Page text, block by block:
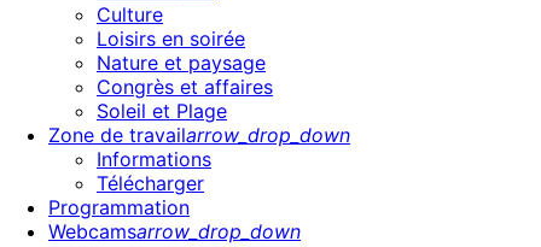
Culture
Loisirs en soirée
Nature et paysage
Congrès et affaires
Soleil et Plage
Zone de travailarrow_drop_down
Informations
Télécharger
Programmation
Webcamsarrow_drop_down